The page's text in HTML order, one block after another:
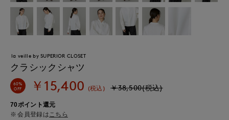
la veille by SUPERIOR CLOSET
クラシックシャツ
60%
OFF ￥15,400 (税込) ￥38,500(税込)
70ポイント還元
会員登録は こちら